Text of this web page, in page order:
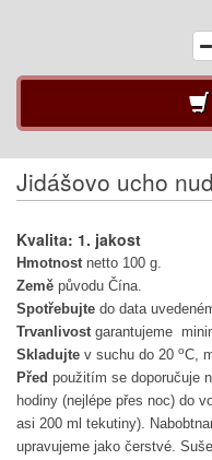
Jidášovo ucho
Kvalita: 1. jakost
Hmotnost netto 100 g.
Země původu Čína.
Spotřebujte do data
Trvanlivostgarantujeme
Skladujte v suchu do 20 oC,
Před použitím se doporučuje
hodiny (nejlépe přes noc) do
asi 200 ml tekutiny).
upravujeme jako čerstvé.